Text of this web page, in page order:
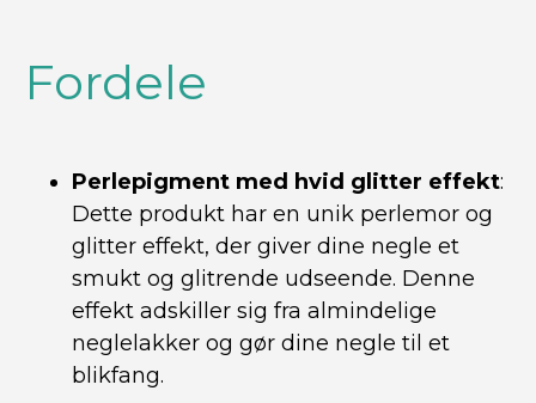
Fordele
Perlepigment med hvid glitter effekt:
Dette produkt har en unik perlemor og
glitter effekt, der giver dine negle et
smukt og glitrende udseende. Denne
effekt adskiller sig fra almindelige
neglelakker og gør dine negle til et
blikfang.